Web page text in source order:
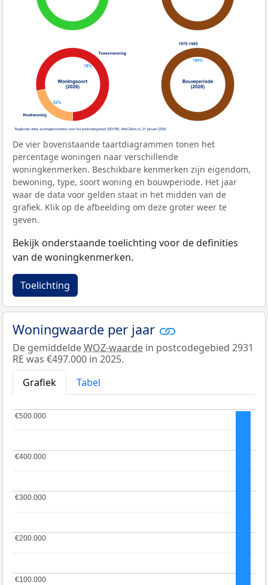
De vier bovenstaande taartdiagrammen tonen het
percentage woningen naar verschillende
woningkenmerken. Beschikbare kenmerken zijn eigendom,
bewoning, type, soort woning en bouwperiode. Het jaar
waar de data voor gelden staat in het midden van de
grafiek. Klik op de afbeelding om deze groter weer te
geven.
Bekijk onderstaande toelichting voor de definities
van de woningkenmerken.
Toelichting
Woningwaarde per jaar
De gemiddeldeWOZ-waarde in postcodegebied 2931
RE was €497.000 in 2025.
Grafiek
Tabel
€100.000
€100.000
€200.000
€200.000
€300.000
€300.000
€400.000
€400.000
€500.000
€500.000